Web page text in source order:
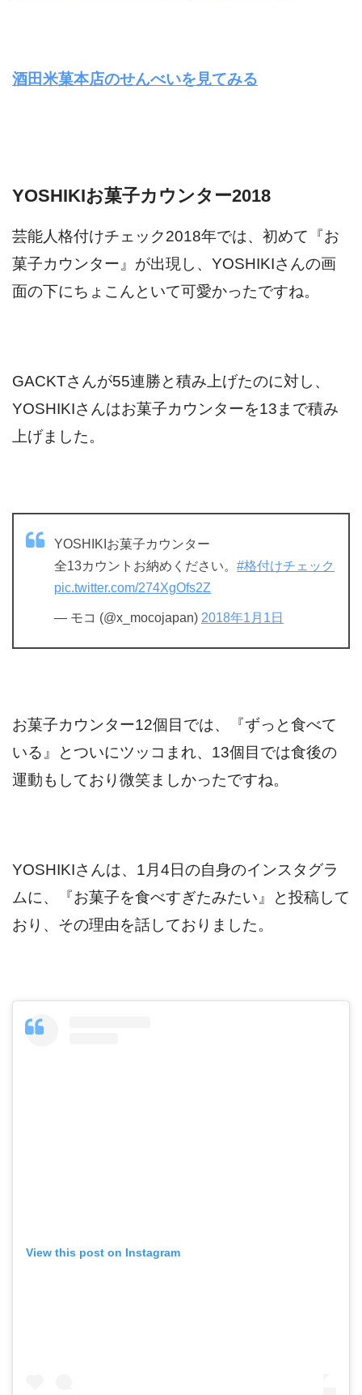
酒田米菓本店のせんべいを見てみる
YOSHIKIお菓子カウンター2018
芸能人格付けチェック2018年では、初めて『お
菓子カウンター』が出現し、YOSHIKIさんの画
面の下にちょこんといて可愛かったですね。
GACKTさんが55連勝と積み上げたのに対し、
YOSHIKIさんはお菓子カウンターを13まで積み
上げました。
YOSHIKIお菓子カウンター
全13カウントお納めください。 #格付けチェック
pic.twitter.com/274XgOfs2Z
— モコ (@x_mocojapan) 2018年1月1日
お菓子カウンター12個目では、『ずっと食べて
いる』とついにツッコまれ、 13個目では食後の
運動もしており微笑ましかったですね。
YOSHIKIさんは、1月4日の自身のインスタグラ
ムに、『お菓子を食べすぎたみたい』と投稿して
おり、その理由を話しておりました。
View this post on Instagram